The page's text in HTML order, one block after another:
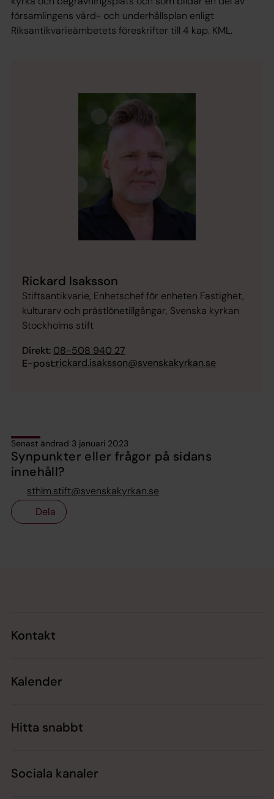
församlingens vård- och underhållsplan enligt
Riksantikvarieämbetets föreskrifter till 4 kap. KML.
Rickard Isaksson
Stiftsantikvarie, Enhetschef för enheten Fastighet,
kulturarv och prästlönetillgångar, Svenska kyrkan
Stockholms stift
Direkt: 08-508 940 27
E-post:rickard.isaksson@svenskakyrkan.se
Senast ändrad 3 januari 2023
Synpunkter eller frågor på sidans
innehåll?
sthlm.stift@svenskakyrkan.se
Dela
Kontakt
Kalender
Hitta snabbt
Sociala kanaler